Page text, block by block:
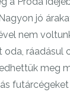
jó
nem
oda, ráadásul
meg
futárcégeket